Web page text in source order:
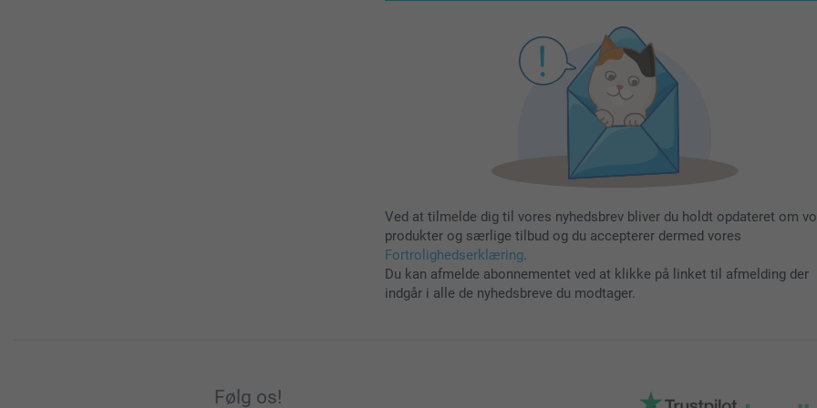
Ved at tilmelde dig til vores nyhedsbrev bliver du holdt opdateret om
produkter og særlige tilbud og du accepterer dermed vores
Fortrolighedserklæring.
Du kan afmelde abonnementet ved at klikke på linket til afmelding der
indgår i alle de nyhedsbreve du modtager.
Følg os!